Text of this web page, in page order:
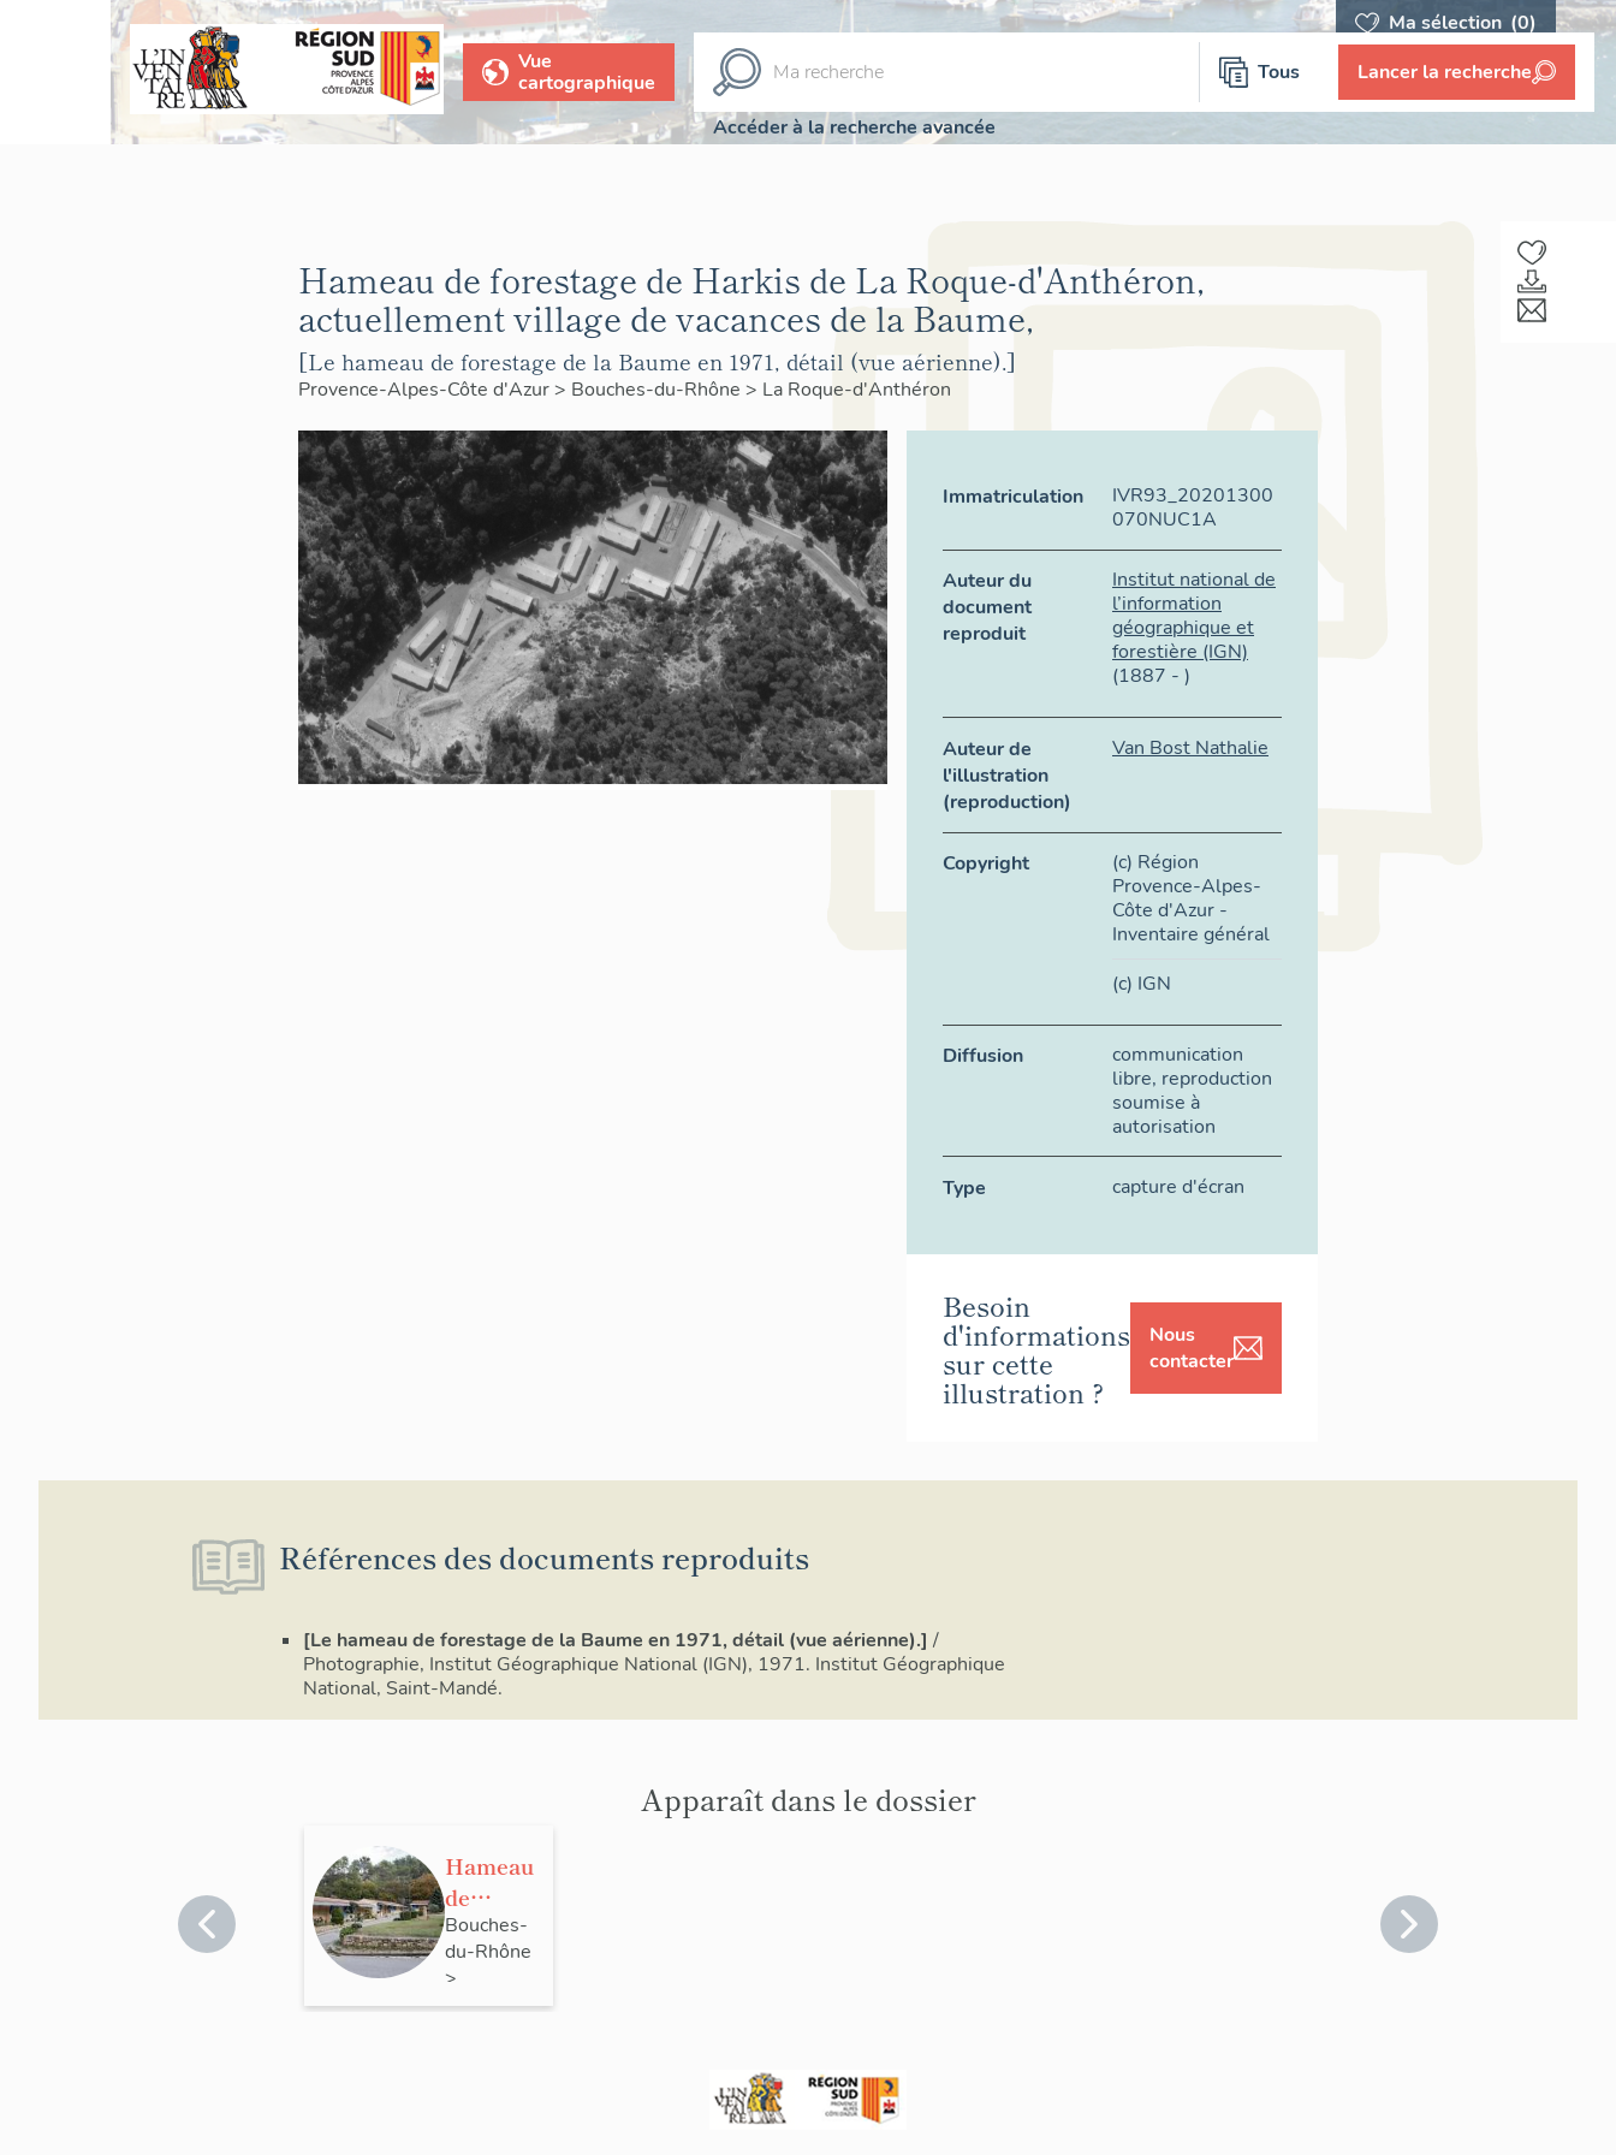
Ma sélection (0)
Vue
cartographique
Tous Lancer la recherche
Accéder à la recherche avancée
Hameau de forestage de Harkis de La Roque-d'Anthéron,
actuellement village de vacances de la Baume,
[Le hameau de forestage de la Baume en 1971, détail (vue aérienne).]
Provence-Alpes-Côte d'Azur> Bouches-du-Rhône > La Roque-d'Anthéron
Immatriculation
IVR93_20201300
070NUC1A
Auteur du
document
reproduit
Institut national de
l’information
géographique et
forestière (IGN)
(1887 - )
Auteur de
l'illustration
(reproduction)
Van Bost Nathalie
Copyright
(c) Région
Provence-Alpes-
Côte d'Azur -
Inventaire général
(c) IGN
Diffusion
communication
libre, reproduction
soumise à
autorisation
Type capture d'écran
Besoin
d'informations
sur cette
illustration ?
Nous
contacter
Références des documents reproduits
[Le hameau de forestage de la Baume en 1971, détail (vue aérienne).] /
Photographie, Institut Géographique National (IGN), 1971. Institut Géographique
National, Saint-Mandé.
Apparaît dans le dossier
Hameau
de
forestag
e de
Harkis
Bouches-
du-Rhône
>
La Roque-